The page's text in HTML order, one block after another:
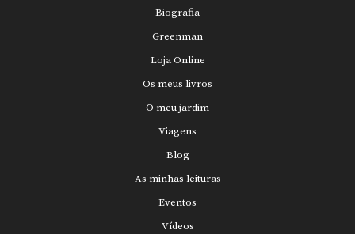
Biografia
Greenman
Loja Online
Os meus livros
O meu jardim
Viagens
Blog
As minhas leituras
Eventos
Vídeos